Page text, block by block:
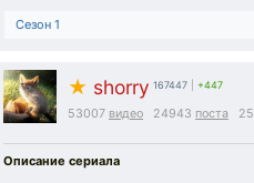
Сезон 1
★ shorry 167447 +447
53007 видео 24943 поста
Описание сериала